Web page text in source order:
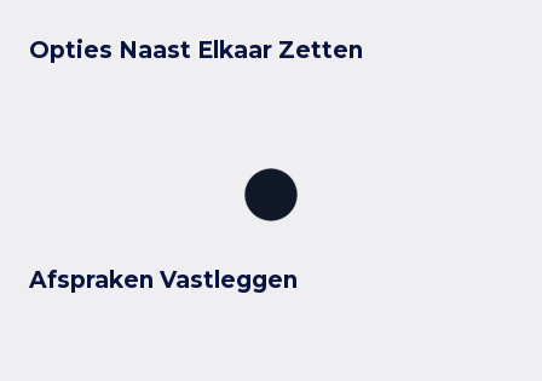
Opties Naast Elkaar Zetten
Afspraken Vastleggen